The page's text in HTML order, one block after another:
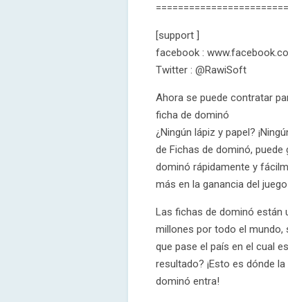
[support ]
facebook :
Twitter : @RawiSoft
Ahora se puede contratar
ficha de dominó
¿Ningún lápiz y papel?
de Fichas de dominó,
dominó rápidamente y
más en la ganancia del
Las fichas de dominó están
millones por todo el mundo,
que pase el país en el cual
resultado? ¡Esto es dónde
dominó entra!